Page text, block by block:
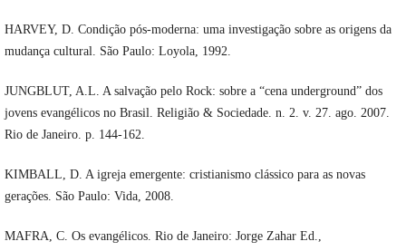
HARVEY, D. Condição pós-moderna: uma investigação sobre as origens da
mudança cultural. São Paulo: Loyola, 1992.
JUNGBLUT, A.L. A salvação pelo Rock: sobre a “cena underground” dos
jovens evangélicos no Brasil. Religião & Sociedade. n. 2. v. 27. ago. 2007.
Rio de Janeiro. p. 144-162.
KIMBALL, D. A igreja emergente: cristianismo clássico para as novas
gerações. São Paulo: Vida, 2008.
MAFRA, C. Os evangélicos. Rio de Janeiro: Jorge Zahar Ed.,